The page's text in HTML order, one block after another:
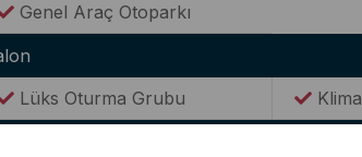
Genel Araç Otoparkı
Lüks Oturma Grubu
Klima